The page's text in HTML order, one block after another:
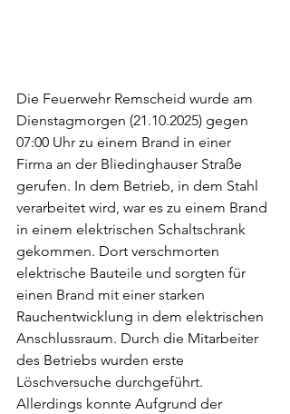
Die Feuerwehr Remscheid wurde am
Dienstagmorgen (21.10.2025) gegen
07:00 Uhr zu einem Brand in einer
Firma an der Bliedinghauser Straße
gerufen. In dem Betrieb, in dem Stahl
verarbeitet wird, war es zu einem Brand
in einem elektrischen Schaltschrank
gekommen. Dort verschmorten
elektrische Bauteile und sorgten für
einen Brand mit einer starken
Rauchentwicklung in dem elektrischen
Anschlussraum. Durch die Mitarbeiter
des Betriebs wurden erste
Löschversuche durchgeführt.
Allerdings konnte Aufgrund der